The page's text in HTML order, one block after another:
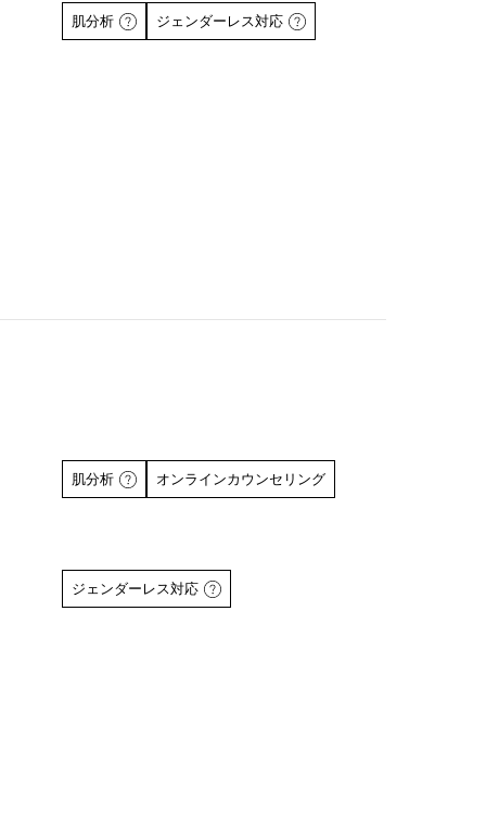
肌分析 ジェンダーレス対応
肌分析 オンラインカウンセリング
ジェンダーレス対応